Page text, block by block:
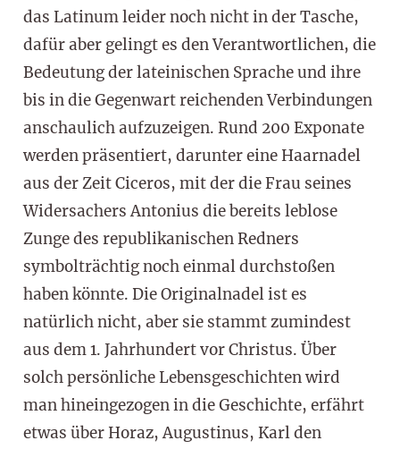
das Latinum leider noch nicht in der Tasche,
dafür aber gelingt es den Verantwortlichen, die
Bedeutung der lateinischen Sprache und ihre
bis in die Gegenwart reichenden Verbindungen
anschaulich aufzuzeigen. Rund 200 Exponate
werden präsentiert, darunter eine Haarnadel
aus der Zeit Ciceros, mit der die Frau seines
Widersachers Antonius die bereits leblose
Zunge des republikanischen Redners
symbolträchtig noch einmal durchstoßen
haben könnte. Die Originalnadel ist es
natürlich nicht, aber sie stammt zumindest
aus dem 1. Jahrhundert vor Christus. Über
solch persönliche Lebensgeschichten wird
man hineingezogen in die Geschichte, erfährt
etwas über Horaz, Augustinus, Karl den